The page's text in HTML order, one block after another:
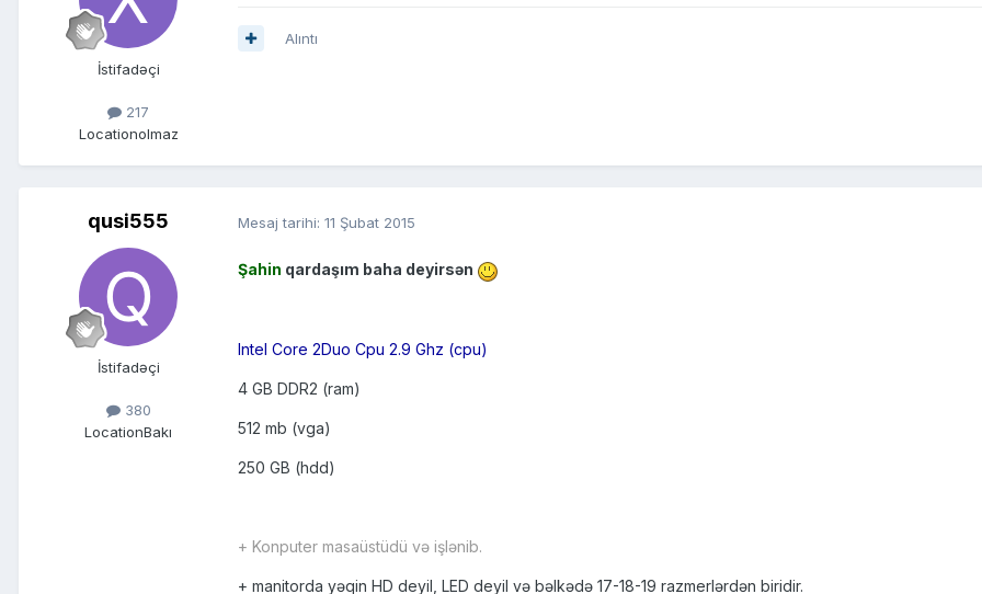
İstifadəçi
217
Locationolmaz
Alıntı
qusi555
İstifadəçi
380
LocationBakı
Mesaj tarihi: 11 Şubat 2015
Şahin qardaşım baha deyirsən
Intel Core 2Duo Cpu 2.9 Ghz (cpu)
4 GB DDR2 (ram)
512 mb (vga)
250 GB (hdd)
+ Konputer masaüstüdü və işlənib.
+ manitorda yəqin HD deyil, LED deyil və bəlkədə 17-18-19 razmerlərdən biridir.